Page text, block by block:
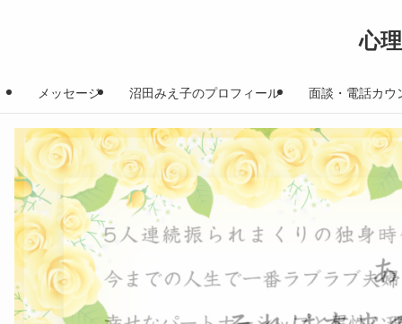
心
メッセージ 沼田みえ子のプロフィール 面談・電話カウ